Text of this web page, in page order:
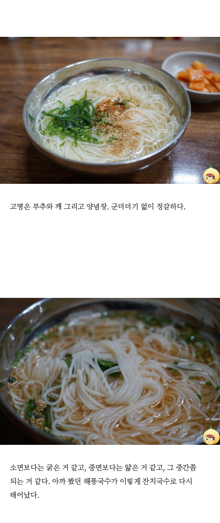
고명은 부추와 깨 그리고 양념장. 군더더기 없이 정갈하다.
소면보다는 굵은 거 같고, 중면보다는 얇은 거 같고, 그 중간쯤
되는 거 같다. 아까 봤던 해풍국수가 이렇게 잔치국수로 다시
태어났다.